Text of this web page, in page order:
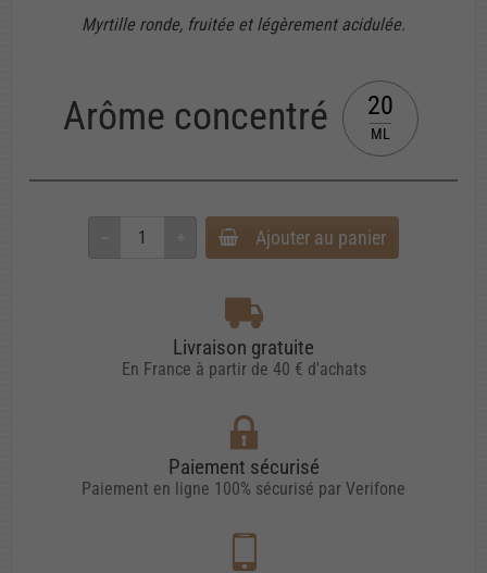
Myrtille ronde, fruitée et légèrement acidulée.
Arôme concentré 20
ML
Ajouter au panier
Livraison gratuite
En France à partir de 40 € d'achats
Paiement sécurisé
Paiement en ligne 100% sécurisé par Verifone